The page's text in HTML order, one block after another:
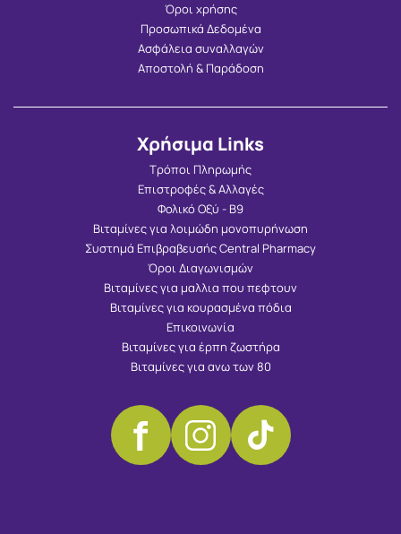
Όροι χρήσης
Προσωπικά Δεδομένα
Ασφάλεια συναλλαγών
Αποστολή & Παράδοση
Χρήσιμα Links
Τρόποι Πληρωμής
Επιστροφές & Αλλαγές
Φολικό Οξύ - Β9
Βιταμίνες για λοιμώδη μονοπυρήνωση
Συστημά Επιβραβευσής Central Pharmacy
Όροι Διαγωνισμών
Βιταμίνες για μαλλια που πεφτουν
Βιταμίνες για κουρασμένα πόδια
Επικοινωνία
Βιταμίνες για έρπη ζωστήρα
Βιταμίνες για ανω των 80